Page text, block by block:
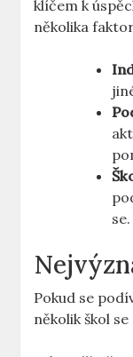
klíčem k
několika
se.
Pokud se
několik škol